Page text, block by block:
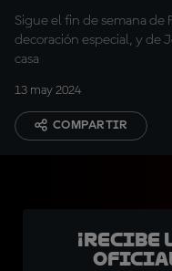
Sigue el fin de semana de
decoración especial, y de
casa
13 may 2024
COMPARTIR
oficial